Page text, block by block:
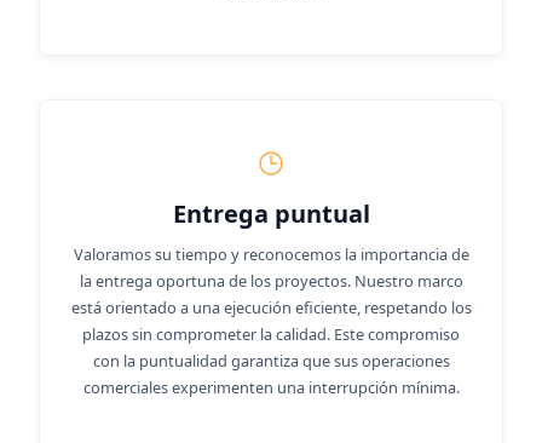
Entrega puntual
Valoramos su tiempo y reconocemos la importancia de
la entrega oportuna de los proyectos. Nuestro marco
está orientado a una ejecución eficiente, respetando los
plazos sin comprometer la calidad. Este compromiso
con la puntualidad garantiza que sus operaciones
comerciales experimenten una interrupción mínima.